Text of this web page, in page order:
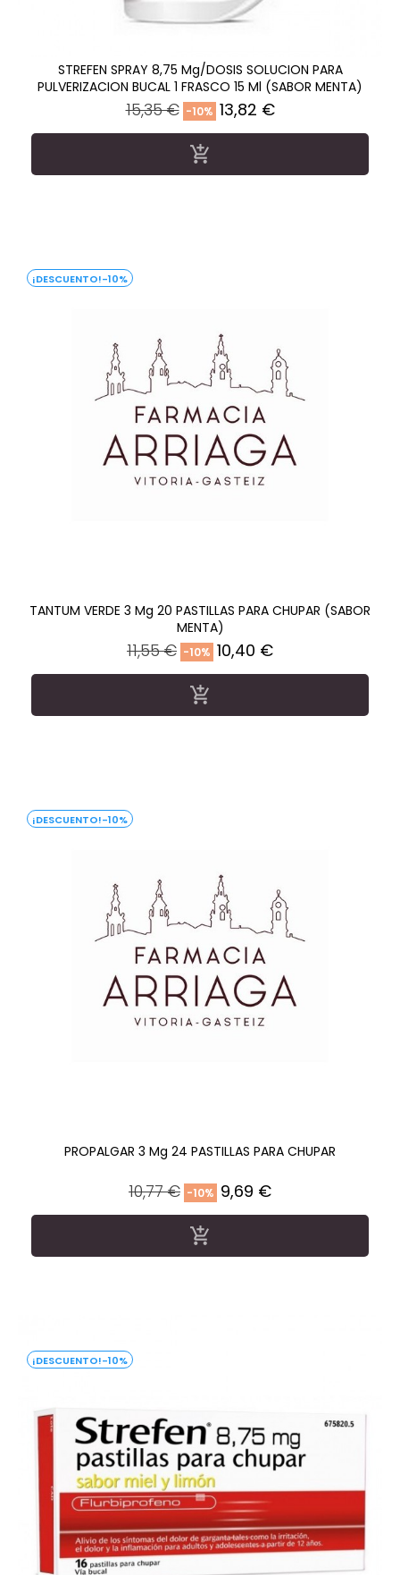
STREFEN SPRAY 8,75 Mg/DOSIS SOLUCION PARA
PULVERIZACION BUCAL 1 FRASCO 15 Ml (SABOR MENTA)
Precio
regular
15,35 € -10% Precio
13,82 €

-10%
TANTUM VERDE 3 Mg 20 PASTILLAS PARA CHUPAR (SABOR
MENTA)
Precio
regular
11,55 € -10% Precio
10,40 €

-10%
PROPALGAR 3 Mg 24 PASTILLAS PARA CHUPAR
Precio
regular
10,77 € -10% Precio
9,69 €

-10%